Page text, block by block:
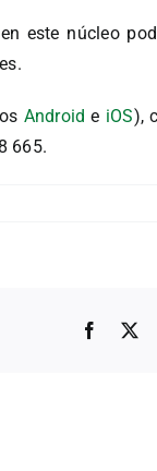
este núcleo
Android e iOS),
665.
X